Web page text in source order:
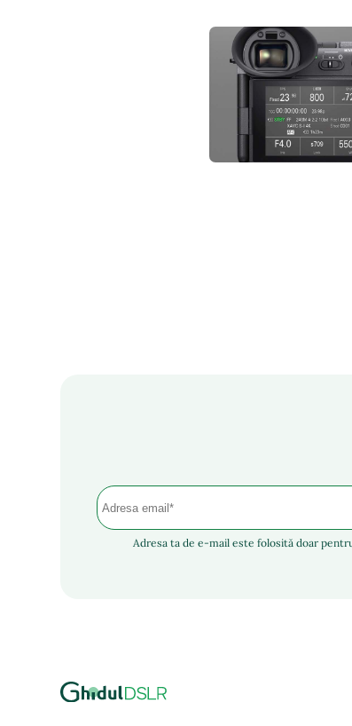
Adresa ta de e-mail este folosită doar